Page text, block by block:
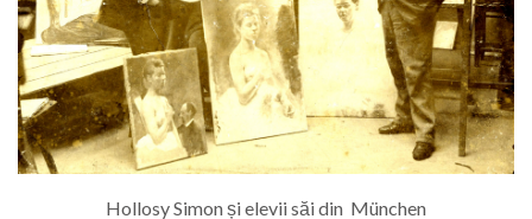
Hollosy Simon și elevii săi din München